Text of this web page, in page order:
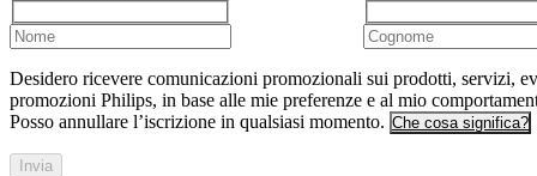
Desidero ricevere comunicazioni promozionali sui prodotti, servizi,
promozioni Philips, in base alle mie preferenze e al mio
Posso annullare l’iscrizione in qualsiasi momento. Che cosa significa?
Invia